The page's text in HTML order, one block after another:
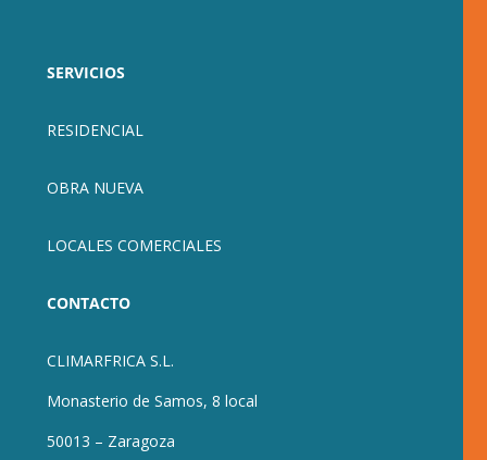
SERVICIOS
RESIDENCIAL
OBRA NUEVA
LOCALES COMERCIALES
CONTACTO
CLIMARFRICA S.L.
Monasterio de Samos, 8 local
50013 – Zaragoza